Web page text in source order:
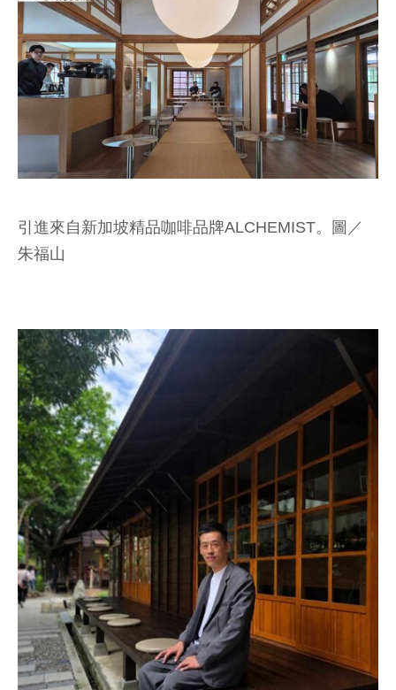
引進來自新加坡精品咖啡品牌ALCHEMIST。圖／
朱福山